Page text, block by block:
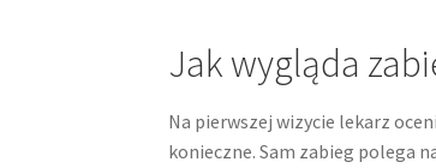
Jak wygląda
Na pierwszej wizycie lekarz
konieczne. Sam zabieg polega